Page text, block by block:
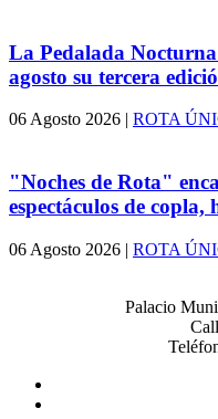
La Pedalada
agosto su tercera
06 Agosto 2026 | ROTA
"Noches de Rota"
espectáculos de
06 Agosto 2026 | ROTA
Palacio